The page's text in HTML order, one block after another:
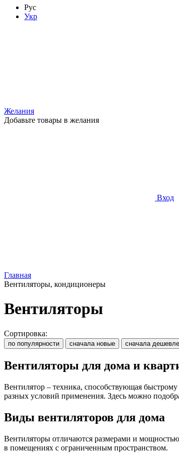
Рус
Укр
Желания
Добавьте товары в желания
Вход
Главная
Вентиляторы, кондиционеры
Вентиляторы
Сортировка:
по популярности сначала новые сначала дешевле
Вентиляторы для дома и
Вентилятор – техника, способствующая
разных условий применения. Здесь можно
Виды вентиляторов для дома
Вентиляторы отличаются размерами и
в помещениях с ограниченным пространством.